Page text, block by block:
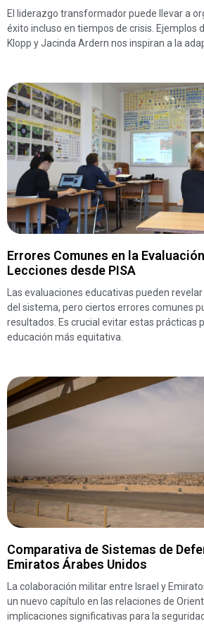
El liderazgo transformador puede llevar a
éxito incluso en tiempos de crisis. Ejemplos
Klopp y Jacinda Ardern nos inspiran a la
Errores Comunes en la
Lecciones desde PISA
Las evaluaciones educativas pueden
del sistema, pero ciertos errores comunes
resultados. Es crucial evitar estas prácticas
educación más equitativa.
Comparativa de Sistemas de
Emiratos Árabes Unidos
La colaboración militar entre Israel y
un nuevo capítulo en las relaciones de
implicaciones significativas para la